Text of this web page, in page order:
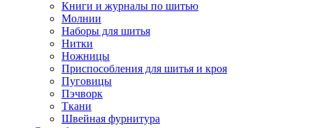
Книги и журналы по шитью
Молнии
Наборы для шитья
Нитки
Ножницы
Приспособления для шитья и кроя
Пуговицы
Пэчворк
Ткани
Швейная фурнитура